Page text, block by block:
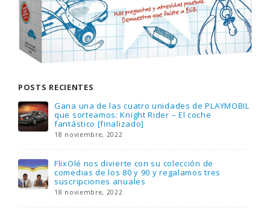
POSTS RECIENTES
Gana una de las cuatro unidades de PLAYMOBIL
que sorteamos: Knight Rider – El coche
fantástico [finalizado]
18 noviembre, 2022
FlixOlé nos divierte con su colección de
comedias de los 80 y 90 y regalamos tres
suscripciones anuales
18 noviembre, 2022